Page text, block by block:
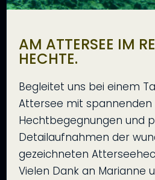
AM ATTERSEE IM
HECHTE.
Begleitet uns bei einem
Attersee mit spannenden
Hechtbegegnungen und
Detailaufnahmen der
gezeichneten
Vielen Dank an Marianne